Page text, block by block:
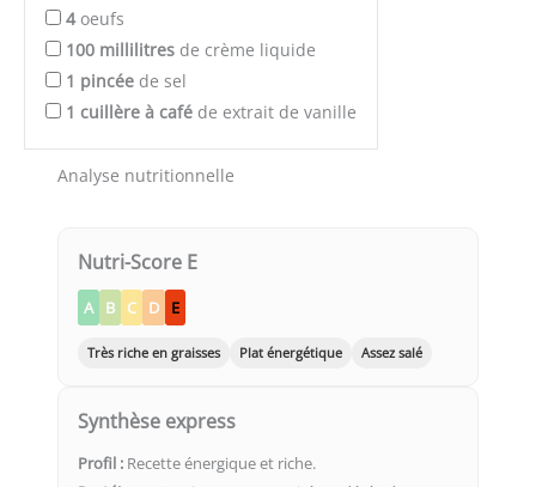
4oeufs
100 millilitres de crème liquide
1 pincée de sel
1 cuillère à café de extrait de vanille
Analyse nutritionnelle
Nutri-Score E
A B C D E
Très riche en graisses Plat énergétique Assez salé
Synthèse express
Profil : Recette énergique et riche.